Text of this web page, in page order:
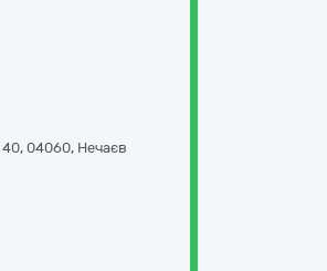
, 04060, Нечаєв